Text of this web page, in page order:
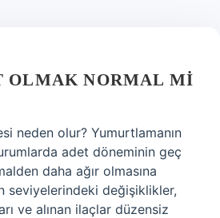
OLMAK NORMAL MI
neden olur? Yumurtlamanın
adet döneminin geç
daha ağır olmasına
seviyelerindeki değişiklikler,
ve alınan ilaçlar düzensiz